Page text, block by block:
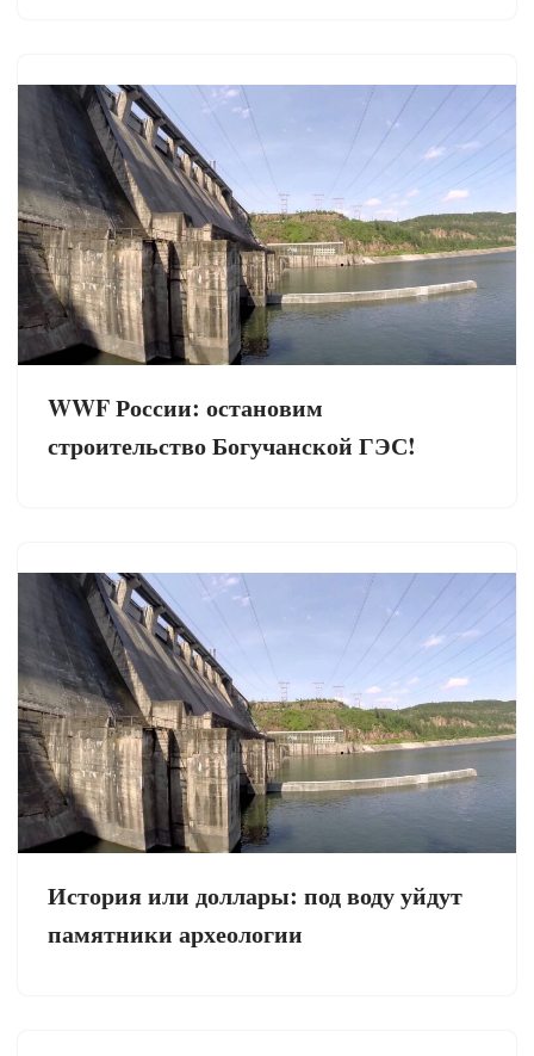
WWF России: остановим
строительство Богучанской ГЭС!
История или доллары: под воду уйдут
памятники археологии